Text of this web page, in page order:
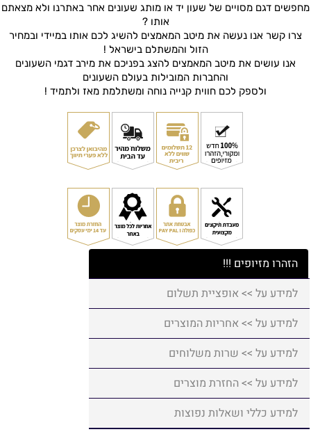
מחפשים דגם מסויים של שעון יד או מותג שעונים אחר באתרנו ולא מצאתם
אותו ?
צרו קשר אנו נעשה את מיטב המאמצים להשיג לכם אותו במיידי ובמחיר
הזול והמשתלם בישראל !
אנו עושים את מיטב המאמצים להצג בפניכם את מירב דגמי השעונים
והחברות המובילות בעולם השעונים
ולספק לכם חווית קנייה נוחה ומשתלמת מאז ולתמיד !
הזהרו מזיופים !!!
למידע על >> אופציית תשלום
למידע על >> אחריות המוצרים
למידע על >> שרות משלוחים
למידע על >> החזרת מוצרים
למידע כללי ושאלות נפוצות